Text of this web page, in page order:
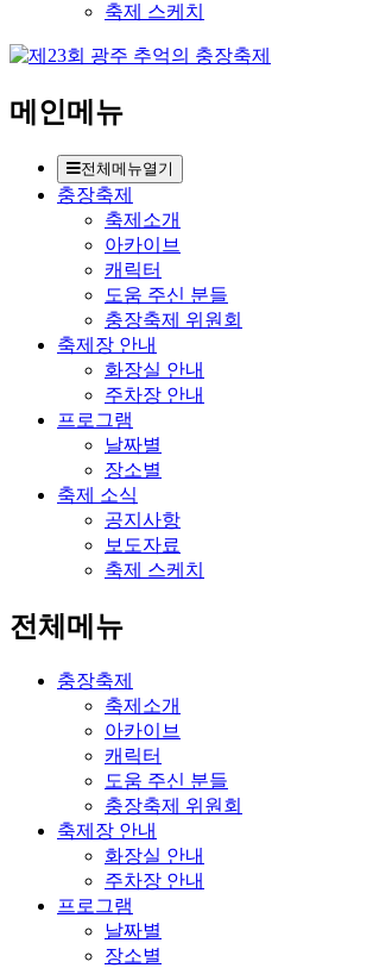
축제 스케치
메인메뉴
전체메뉴열기
충장축제
축제소개
아카이브
캐릭터
도움 주신 분들
충장축제 위원회
축제장 안내
화장실 안내
주차장 안내
프로그램
날짜별
장소별
축제 소식
공지사항
보도자료
축제 스케치
전체메뉴
충장축제
축제소개
아카이브
캐릭터
도움 주신 분들
충장축제 위원회
축제장 안내
화장실 안내
주차장 안내
프로그램
날짜별
장소별